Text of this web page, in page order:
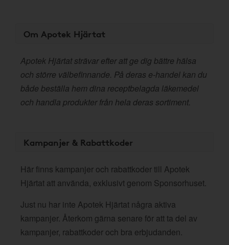
Om Apotek Hjärtat
Apotek Hjärtat strävar efter att ge dig bättre hälsa
och större välbefinnande. På deras e-handel kan du
både beställa hem dina receptbelagda läkemedel
och handla produkter från hela deras sortiment.
Kampanjer & Rabattkoder
Här finns kampanjer och rabattkoder till Apotek
Hjärtat att använda, exklusivt genom Sponsorhuset.
Just nu har inte Apotek Hjärtat några aktiva
kampanjer. Återkom gärna senare för att ta del av
kampanjer, rabattkoder och bra erbjudanden.